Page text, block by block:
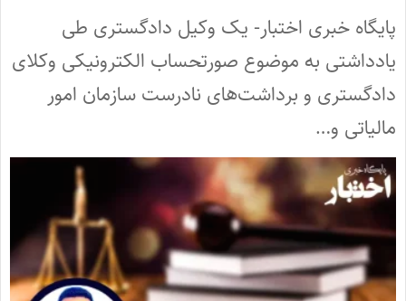
پایگاه خبری اختبار- یک وکیل دادگستری طی
یادداشتی به موضوع صورتحساب‌ الکترونیکی وکلای
دادگستری و برداشت‌های نادرست سازمان امور
مالیاتی و…